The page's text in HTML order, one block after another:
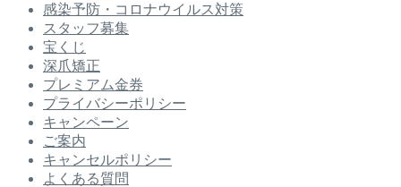
感染予防・コロナウイルス対策
スタッフ募集
宝くじ
深爪矯正
プレミアム金券
プライバシーポリシー
キャンペーン
ご案内
キャンセルポリシー
よくある質問